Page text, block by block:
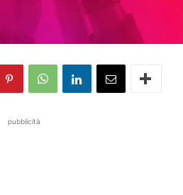
pubblicità